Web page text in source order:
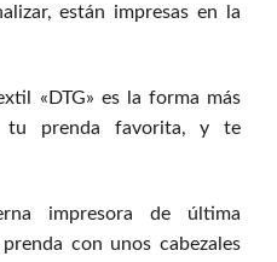
están impresas en la
«DTG» es la forma más
tu prenda favorita, y te
impresora de última
con unos cabezales